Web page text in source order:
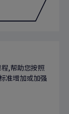
,帮助您按照
准增加或加强